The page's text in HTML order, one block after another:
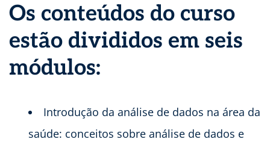
Os conteúdos do curso
estão divididos em seis
módulos:
Introdução da análise de dados na área da
saúde: conceitos sobre análise de dados e